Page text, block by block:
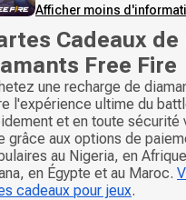
Afficher moins
Cadeaux
Free Fire
une recharge de
l'expérience ultime du
et en toute sécurité
grâce aux options de
au Nigeria, en
en Égypte et au Maroc.
cadeaux pour jeux.